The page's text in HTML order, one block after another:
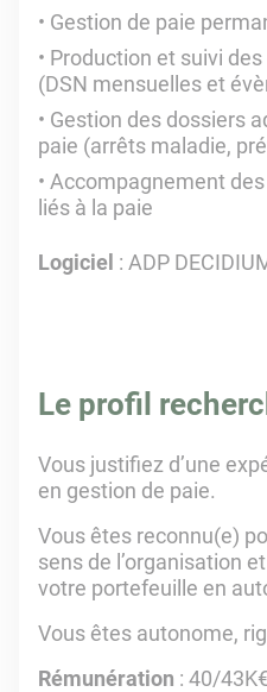
Gestion de paie
Production et suivi
(DSN mensuelles et
Gestion des dossiers
paie (arrêts maladie,
Accompagnement
liés à la paie
Logiciel : ADP
Le profil
Vous justifiez d’une
en gestion de paie.
Vous êtes reconnu(e)
sens de l’organisation
votre portefeuille en
Vous êtes autonome,
Rémunération : 40/